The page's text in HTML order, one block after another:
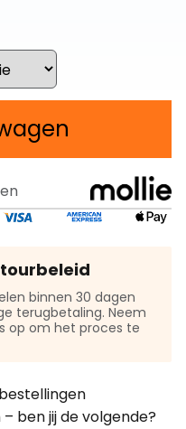
binnen 30 dagen
terugbetaling. Neem
op om het proces te
ben jij de volgende?